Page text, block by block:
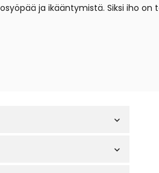
ja ikääntymistä. Siksi iho on